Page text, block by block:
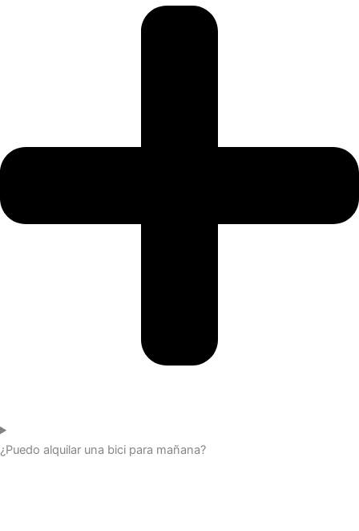
¿Puedo alquilar una bici para mañana?